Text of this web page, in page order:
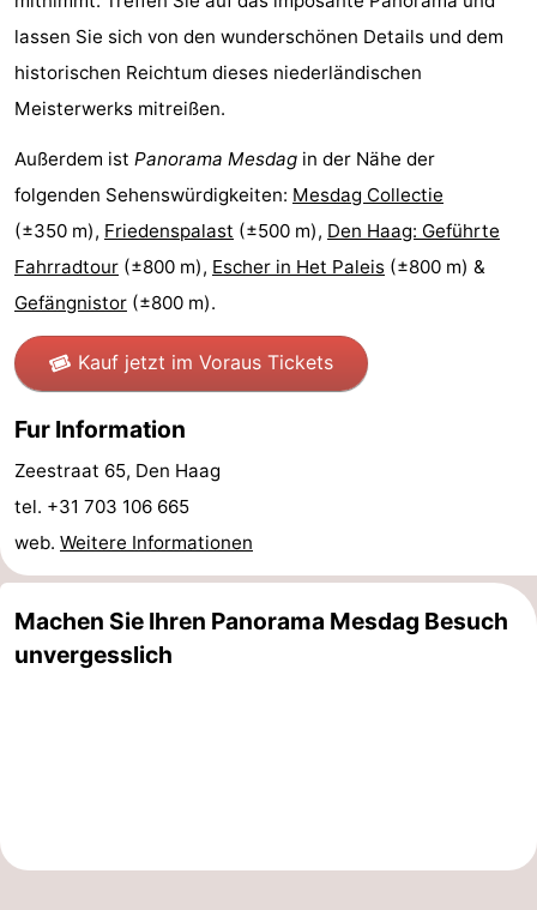
Hollands
Duin
Noordwijk
-
Katwijk
Den
Haag
-
Rotterdam
-
Rockanje
Zeeland
Schouwen-
Duiveland
-
Renesse
-
Brouwershaven
-
Zierikzee
-
Natur
-
lassen Sie sich von den wunderschönen Details und dem
historischen Reichtum dieses niederländischen
Meisterwerks mitreißen.
Außerdem ist Panorama Mesdag in der Nähe der
folgenden Sehenswürdigkeiten: Mesdag Collectie
(±350 m), Friedenspalast (±500 m), Den Haag: Geführte
Fahrradtour (±800 m), Escher in Het Paleis (±800 m) &
Gefängnistor (±800 m).
Kauf jetzt im Voraus Tickets
Fur Information
Zeestraat 65, Den Haag
tel. +31 703 106 665
web. Weitere Informationen
Machen Sie Ihren Panorama Mesdag Besuch
unvergesslich